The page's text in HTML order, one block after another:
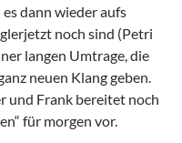
dann wieder aufs
noch sind (Petri
langen Umtrage, die
neuen Klang geben.
und Frank bereitet noch
für morgen vor.